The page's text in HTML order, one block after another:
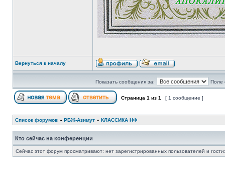
Вернуться к началу
Показать сообщения за: Поле
Страница 1 из 1 [ 1 сообщение ]
Список форумов » РБЖ-Азимут » КЛАССИКА НФ
Кто сейчас на конференции
Сейчас этот форум просматривают: нет зарегистрированных пользователей и